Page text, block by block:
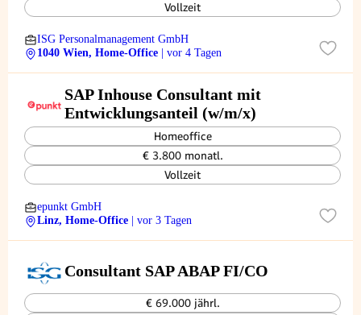
Vollzeit
ISG Personalmanagement GmbH
1040 Wien, Home-Office
| vor 4 Tagen
SAP Inhouse Consultant mit
Entwicklungsanteil (w/m/x)
Homeoffice
€ 3.800 monatl.
Vollzeit
epunkt GmbH
Linz, Home-Office
| vor 3 Tagen
Consultant SAP ABAP FI/CO
€ 69.000 jährl.